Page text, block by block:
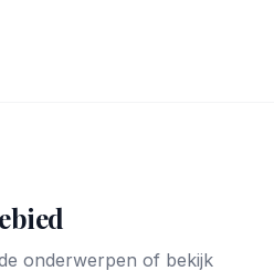
onderwerpen of bekijk